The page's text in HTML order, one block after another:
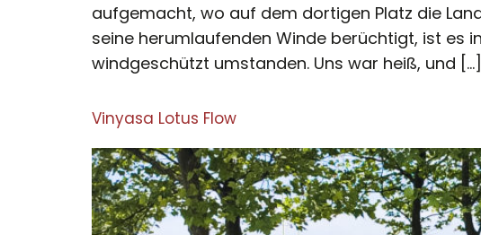
aufgemacht, wo auf dem dortigen Platz die
seine herumlaufenden Winde berüchtigt, ist es
windgeschützt umstanden. Uns war heiß, und […]
Vinyasa Lotus Flow